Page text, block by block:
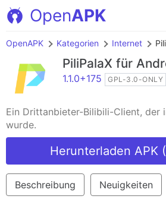
OpenAPK
OpenAPK Kategorien Internet
PiliPalaX für
1.1.0+175 GPL-3.0-ONLY
Ein Drittanbieter-Bilibili-Client, der
wurde.
Herunterladen APK
Beschreibung Neuigkeiten